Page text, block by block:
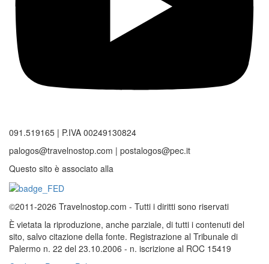
091.519165 | P.IVA 00249130824
palogos@travelnostop.com | postalogos@pec.it
Questo sito è associato alla
©2011-2026 Travelnostop.com - Tutti i diritti sono riservati
È vietata la riproduzione, anche parziale, di tutti i contenuti del
sito, salvo citazione della fonte. Registrazione al Tribunale di
Palermo n. 22 del 23.10.2006 - n. iscrizione al ROC 15419